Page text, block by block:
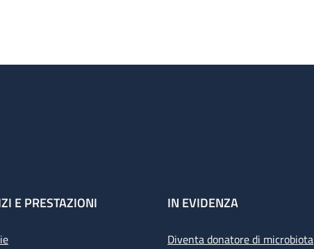
E PRESTAZIONI IN EVIDENZA
Diventa donatore di microbiota